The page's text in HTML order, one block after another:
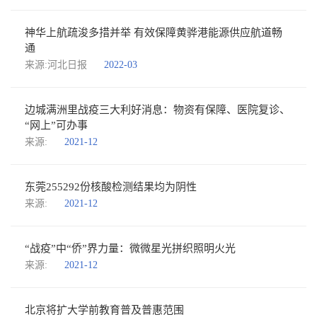
神华上航疏浚多措并举 有效保障黄骅港能源供应航道畅
通
来源:河北日报 2022-03
边城满洲里战疫三大利好消息：物资有保障、医院复诊、
“网上”可办事
来源: 2021-12
东莞255292份核酸检测结果均为阴性
来源: 2021-12
“战疫”中“侨”界力量：微微星光拼织照明火光
来源: 2021-12
北京将扩大学前教育普及普惠范围